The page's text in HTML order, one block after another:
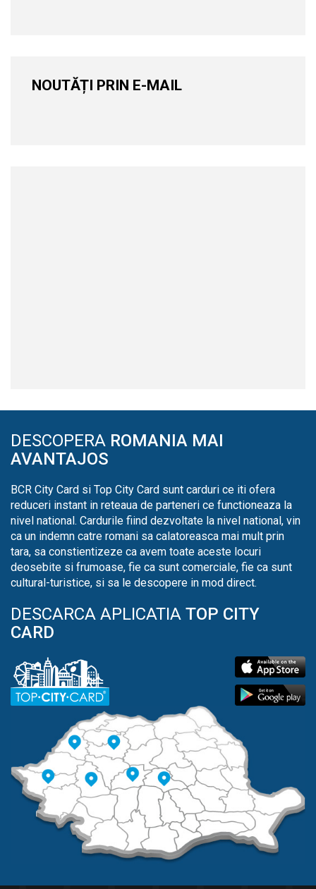
NOUTĂȚI PRIN E-MAIL
DESCOPERA ROMANIA MAI
AVANTAJOS
BCR City Card si Top City Card sunt carduri ce iti ofera
reduceri instant in reteaua de parteneri ce functioneaza la
nivel national. Cardurile fiind dezvoltate la nivel national, vin
ca un indemn catre romani sa calatoreasca mai mult prin
tara, sa constientizeze ca avem toate aceste locuri
deosebite si frumoase, fie ca sunt comerciale, fie ca sunt
cultural-turistice, si sa le descopere in mod direct.
DESCARCA APLICATIA TOP CITY
CARD